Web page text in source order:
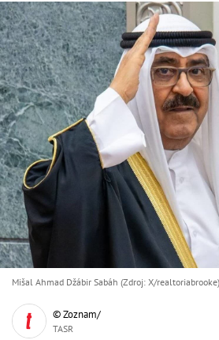
Mišal Ahmad Džábir Sabáh (Zdroj: X/realtoriabrooke)
© Zoznam/
TASR